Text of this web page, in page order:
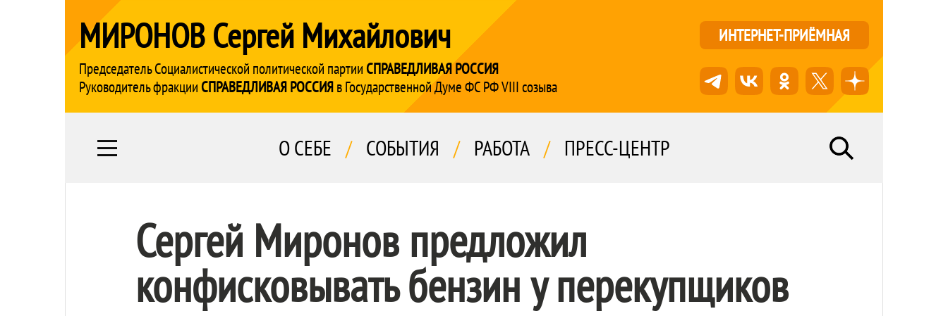
МИРОНОВ Сергей Михайлович
Председатель Социалистической политической партии СПРАВЕДЛИВАЯ РОССИЯ
Руководитель фракции СПРАВЕДЛИВАЯ РОССИЯв Государственной Думе ФС РФ VIII созыва
ИНТЕРНЕТ-ПРИЁМНАЯ
О СЕБЕ / СОБЫТИЯ / РАБОТА / ПРЕСС-ЦЕНТР
Сергей Миронов предложил
конфисковывать бензин у перекупщиков